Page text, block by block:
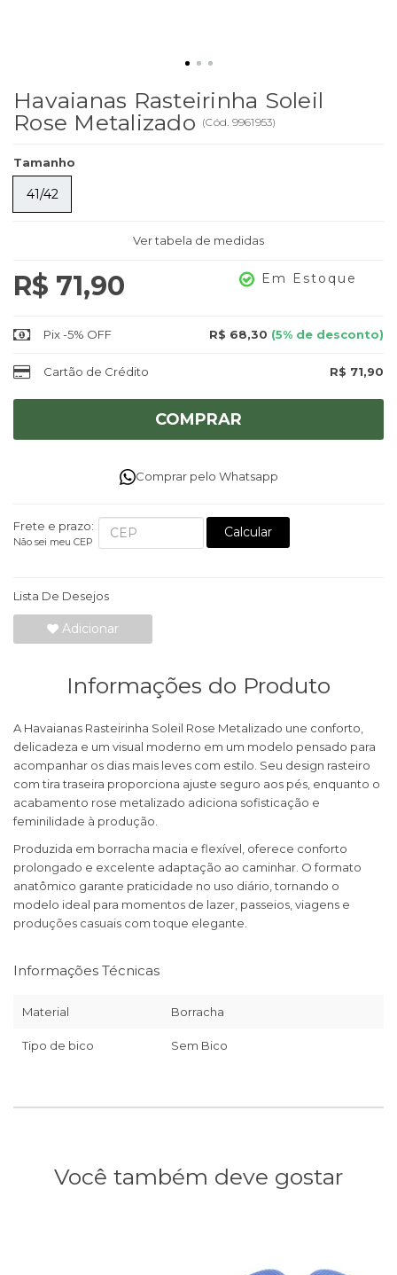
Havaianas Rasteirinha Soleil
Rose Metalizado (Cód. 9961953)
Tamanho
41/42
Ver tabela de medidas
R$ 71,90 Em Estoque
Pix -5% OFF R$ 68,30 (5% de desconto)
Cartão de Crédito R$ 71,90
COMPRAR
Comprar pelo Whatsapp
Frete e prazo:
Não sei meu CEP
Calcular
Lista De Desejos
Adicionar
Informações do Produto
A Havaianas Rasteirinha Soleil Rose Metalizado une conforto,
delicadeza e um visual moderno em um modelo pensado para
acompanhar os dias mais leves com estilo. Seu design rasteiro
com tira traseira proporciona ajuste seguro aos pés, enquanto o
acabamento rose metalizado adiciona sofisticação e
feminilidade à produção.
Produzida em borracha macia e flexível, oferece conforto
prolongado e excelente adaptação ao caminhar. O formato
anatômico garante praticidade no uso diário, tornando o
modelo ideal para momentos de lazer, passeios, viagens e
produções casuais com toque elegante.
Informações Técnicas
Material Borracha
Tipo de bico Sem Bico
Você também deve gostar